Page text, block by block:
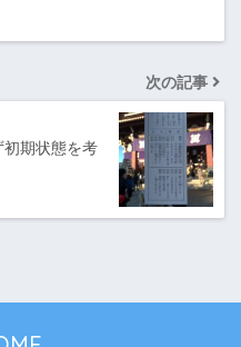
次の記事
期状態を考